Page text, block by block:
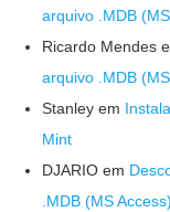
arquivo .MDB
Ricardo Mendes
arquivo .MDB
Stanley em
Mint
DJARIO em
.MDB (MS Access)